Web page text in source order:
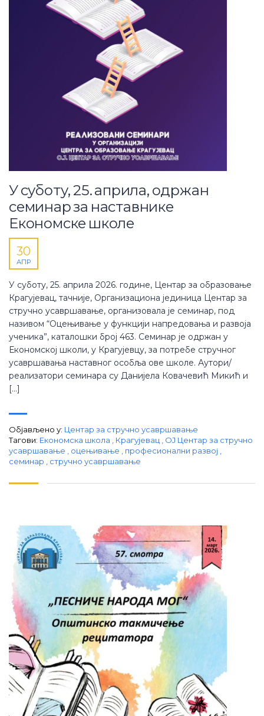
У суботу, 25. априла, одржан
семинар за наставнике
Економске школе
30
АПР
У суботу, 25. априла 2026. године, Центар за образовање
Крагујевац, тачније, Организациона јединица Центар за
стручно усавршавање, организовала је семинар, под
називом “Оцењивање у функцији напредовања и развоја
ученика”, каталошки број 463. Семинар је одржан у
Економској школи, у Крагујевцу, за потребе стручног
усавршавања наставног особља ове школе. Аутори/
реализатори семинара су Данијела Ковачевић Микић и
[…]
Објављено у: Центар за стручно усавршавање
Тагови: Економска школа Крагујевац
ОЈ Центар за стручно
усавршавање
оцењивање професионални развој
семинар
стручно усавршавање